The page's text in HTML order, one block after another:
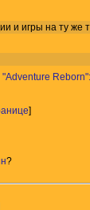
и игры на ту же
]
?